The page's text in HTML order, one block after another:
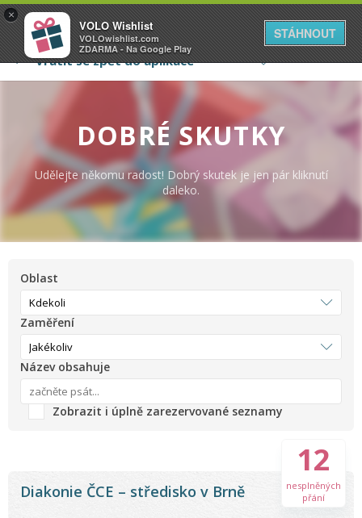
VOLO
Váš online wishlist
×
VOLO Wishlist
VOLOwishlist.com
ZDARMA - Na Google Play
STÁHNOUT
DOBRÉ SKUTKY
Udělejte někomu radost! Dobrý skutek je jen pár kliknutí
daleko.
Oblast
Zaměření
Název obsahuje
Zobrazit i úplně zarezervované seznamy
Diakonie ČCE – středisko v Brně
12
nesplněných
přání